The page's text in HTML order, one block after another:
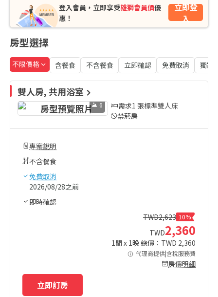
登入會員，立即享受雄獅會員價優
惠！
立即登
入
房型選擇
不限價格 含餐食 不含餐食 立即確認 免費取消 獨家
雙人房, 共用浴室
6
需求1 張標準雙人床
禁菸房
專案說明
不含餐食
免費取消
2026/08/28之前
即時確認
TWD2,623 10%
TWD2,360
1間 x 1晚 總價：TWD 2,360
代理商提供|含稅服務費
房價明細
立即訂房